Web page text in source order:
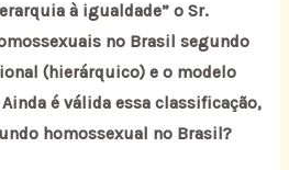
à igualdade” o Sr.
no Brasil segundo
(hierárquico) e o modelo
é válida essa classificação,
homossexual no Brasil?